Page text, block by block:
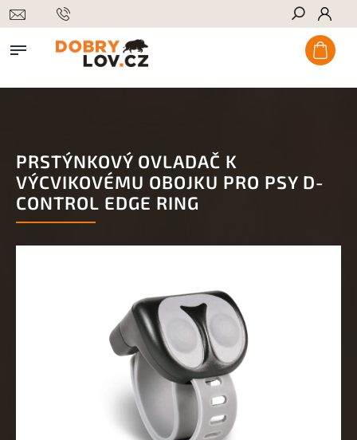
Hledat
PRSTÝNKOVÝ OVLADAČ K
VÝCVIKOVÉMU OBOJKU PRO PSY D-
CONTROL EDGE RING